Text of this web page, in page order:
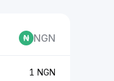
NGN
1 NGN